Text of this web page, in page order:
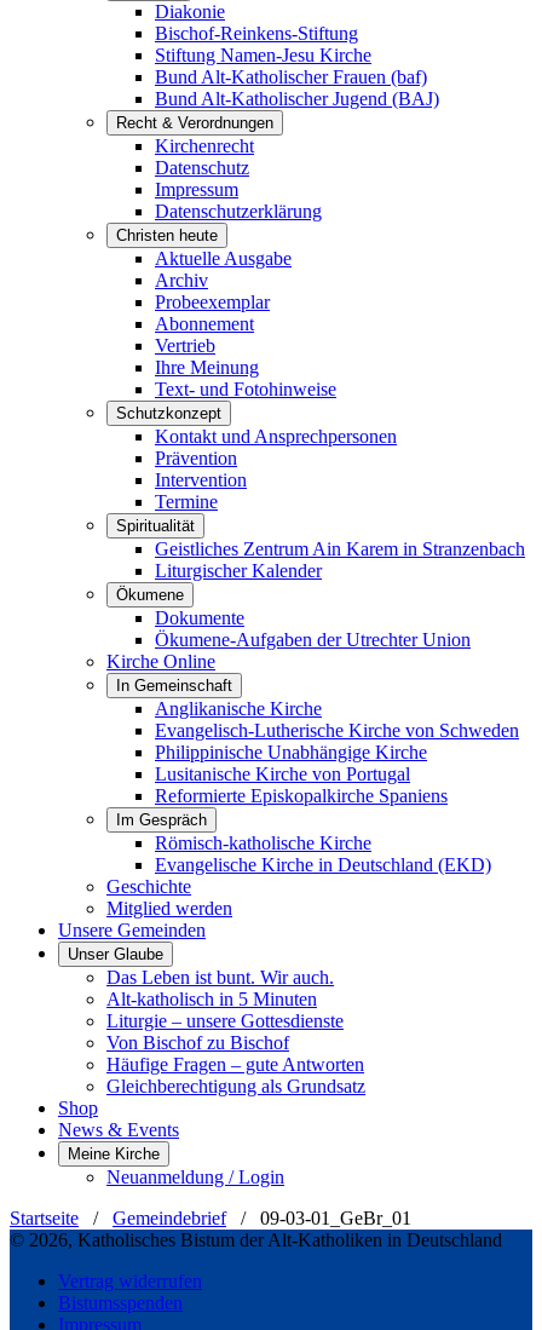
Diakonie
Bischof-Reinkens-Stiftung
Stiftung Namen-Jesu Kirche
Bund Alt-Katholischer Frauen (baf)
Bund Alt-Katholischer Jugend (BAJ)
Recht & Verordnungen
Kirchenrecht
Datenschutz
Impressum
Datenschutzerklärung
Christen heute
Aktuelle Ausgabe
Archiv
Probeexemplar
Abonnement
Vertrieb
Ihre Meinung
Text- und Fotohinweise
Schutzkonzept
Kontakt und Ansprechpersonen
Prävention
Intervention
Termine
Spiritualität
Geistliches Zentrum Ain Karem in Stranzenbach
Liturgischer Kalender
Ökumene
Dokumente
Ökumene-Aufgaben der Utrechter Union
Kirche Online
In Gemeinschaft
Anglikanische Kirche
Evangelisch-Lutherische Kirche von Schweden
Philippinische Unabhängige Kirche
Lusitanische Kirche von Portugal
Reformierte Episkopalkirche Spaniens
Im Gespräch
Römisch-katholische Kirche
Evangelische Kirche in Deutschland (EKD)
Geschichte
Mitglied werden
Unsere Gemeinden
Unser Glaube
Das Leben ist bunt. Wir auch.
Alt-katholisch in 5 Minuten
Liturgie – unsere Gottesdienste
Von Bischof zu Bischof
Häufige Fragen – gute Antworten
Gleichberechtigung als Grundsatz
Shop
News & Events
Meine Kirche
Neuanmeldung / Login
Startseite / Gemeindebrief/ 09-03-01_GeBr_01
© 2026, Katholisches Bistum der Alt-Katholiken in Deutschland
Vertrag widerrufen
Bistumsspenden
Impressum